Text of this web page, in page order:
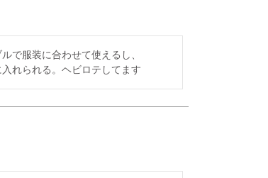
で服装に合わせて使えるし、
れられる。ヘビロテしてます